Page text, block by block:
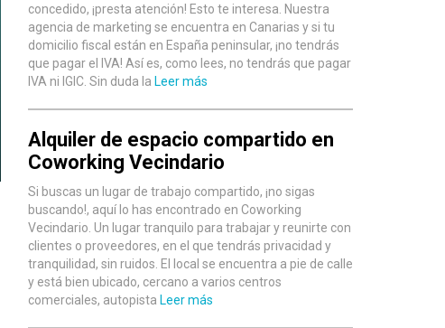
concedido, ¡presta atención! Esto te interesa. Nuestra
agencia de marketing se encuentra en Canarias y si tu
domicilio fiscal están en España peninsular, ¡no tendrás
que pagar el IVA! Así es, como lees, no tendrás que pagar
IVA ni IGIC. Sin duda la Leer más
Alquiler de espacio compartido en
Coworking Vecindario
Si buscas un lugar de trabajo compartido, ¡no sigas
buscando!, aquí lo has encontrado en Coworking
Vecindario. Un lugar tranquilo para trabajar y reunirte con
clientes o proveedores, en el que tendrás privacidad y
tranquilidad, sin ruidos. El local se encuentra a pie de calle
y está bien ubicado, cercano a varios centros
comerciales, autopista Leer más